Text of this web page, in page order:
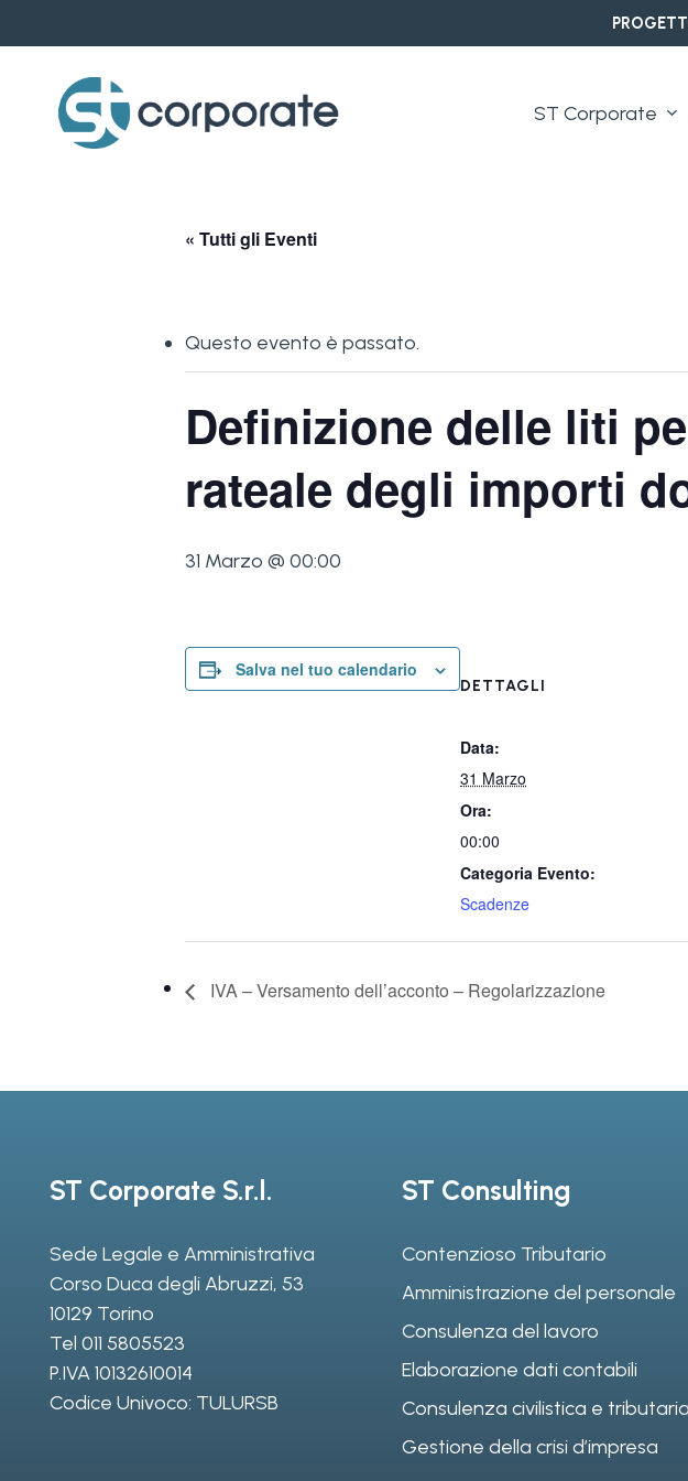
to
content
ST Corporate
« Tutti gli Eventi
Questo evento è passato.
Definizione delle liti
rateale degli importi
31 Marzo @ 00:00
Salva nel tuo calendario
DETTAGLI
Data:
31 Marzo
Ora:
00:00
Categoria Evento:
Scadenze
IVA – Versamento dell’acconto – Regolarizzazione
ST Corporate S.r.l.
Sede Legale e Amministrativa
Corso Duca degli Abruzzi, 53
10129 Torino
Tel 011 5805523
P.IVA 10132610014
Codice Univoco: TULURSB
ST Consulting
Contenzioso Tributario
Amministrazione del personale
Consulenza del lavoro
Elaborazione dati contabili
Consulenza civilistica e tributaria
Gestione della crisi d’impresa